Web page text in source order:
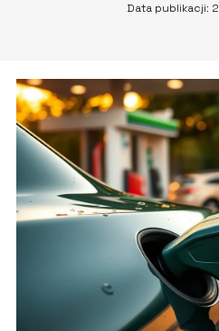
Data publikacji: